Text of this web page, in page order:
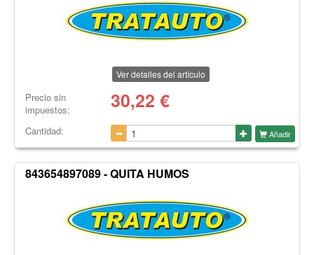
Ver detalles del artículo
Precio sin
impuestos:
30,22 €
Cantidad: Añadir
843654897089 - QUITA HUMOS